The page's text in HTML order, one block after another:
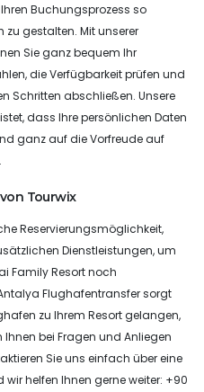
Ihren Buchungsprozess so
gestalten. Mit unserer
Sie ganz bequem Ihr
die Verfügbarkeit prüfen und
Schritten abschließen. Unsere
dass Ihre persönlichen Daten
ganz auf die Vorfreude auf
Tourwix
Reservierungsmöglichkeit,
Dienstleistungen, um
Family Resort noch
Flughafentransfer sorgt
zu Ihrem Resort gelangen,
bei Fragen und Anliegen
Sie uns einfach über eine
helfen Ihnen gerne weiter: +90